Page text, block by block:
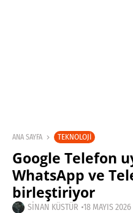
ANA SAYFA TEKNOLOJI
Google Telefon
WhatsApp ve
birleştiriyor
SINAN KÜSTÜR 18 MAYIS